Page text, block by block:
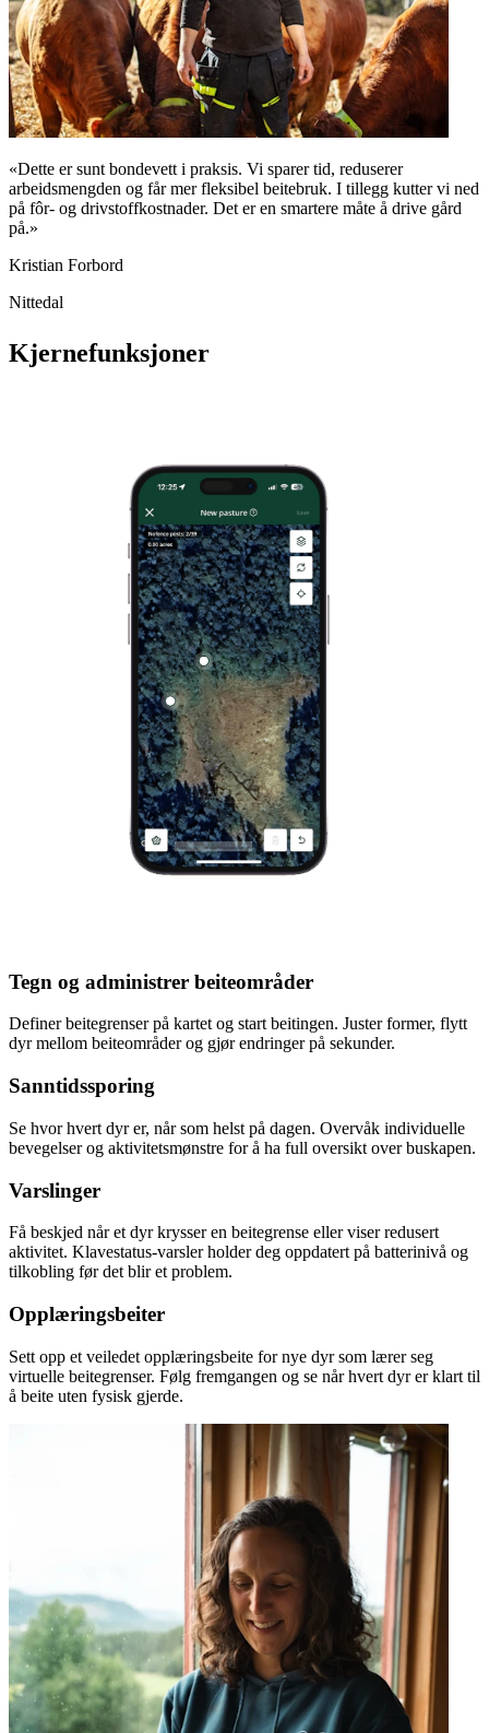
«Dette er sunt bondevett i praksis. Vi sparer tid, reduserer
arbeidsmengden og får mer fleksibel beitebruk. I tillegg kutter vi ned
på fôr- og drivstoffkostnader. Det er en smartere måte å drive gård
på.»
Kristian Forbord
Nittedal
Kjernefunksjoner
Tegn og administrer beiteområder
Definer beitegrenser på kartet og start beitingen. Juster former, flytt
dyr mellom beiteområder og gjør endringer på sekunder.
Sanntidssporing
Se hvor hvert dyr er, når som helst på dagen. Overvåk individuelle
bevegelser og aktivitetsmønstre for å ha full oversikt over buskapen.
Varslinger
Få beskjed når et dyr krysser en beitegrense eller viser redusert
aktivitet. Klavestatus-varsler holder deg oppdatert på batterinivå og
tilkobling før det blir et problem.
Opplæringsbeiter
Sett opp et veiledet opplæringsbeite for nye dyr som lærer seg
virtuelle beitegrenser. Følg fremgangen og se når hvert dyr er klart til
å beite uten fysisk gjerde.